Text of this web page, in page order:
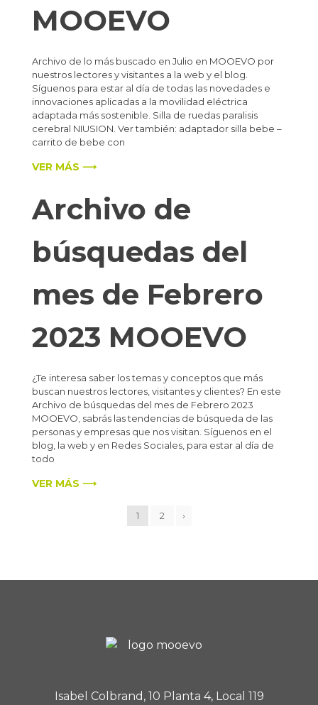
MOOEVO
Archivo de lo más buscado en Julio en MOOEVO por
nuestros lectores y visitantes a la web y el blog.
Síguenos para estar al día de todas las novedades e
innovaciones aplicadas a la movilidad eléctrica
adaptada más sostenible. Silla de ruedas paralisis
cerebral NIUSION. Ver también: adaptador silla bebe –
carrito de bebe con
VER MÁS ⟶
Archivo de
búsquedas del
mes de Febrero
2023 MOOEVO
¿Te interesa saber los temas y conceptos que más
buscan nuestros lectores, visitantes y clientes? En este
Archivo de búsquedas del mes de Febrero 2023
MOOEVO, sabrás las tendencias de búsqueda de las
personas y empresas que nos visitan. Síguenos en el
blog, la web y en Redes Sociales, para estar al día de
todo
VER MÁS ⟶
1 2 ›
Isabel Colbrand, 10 Planta 4, Local 119